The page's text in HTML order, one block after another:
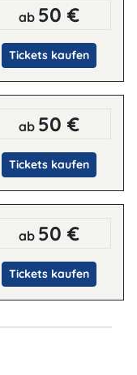
ab 50 €
Tickets kaufen
ab 50 €
Tickets kaufen
ab 50 €
Tickets kaufen